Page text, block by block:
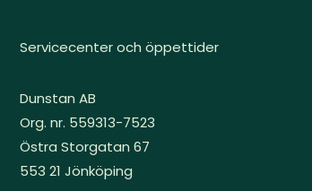
Servicecenter och öppettider
Dunstan AB
Org. nr. 559313-7523
Östra Storgatan 67
553 21 Jönköping